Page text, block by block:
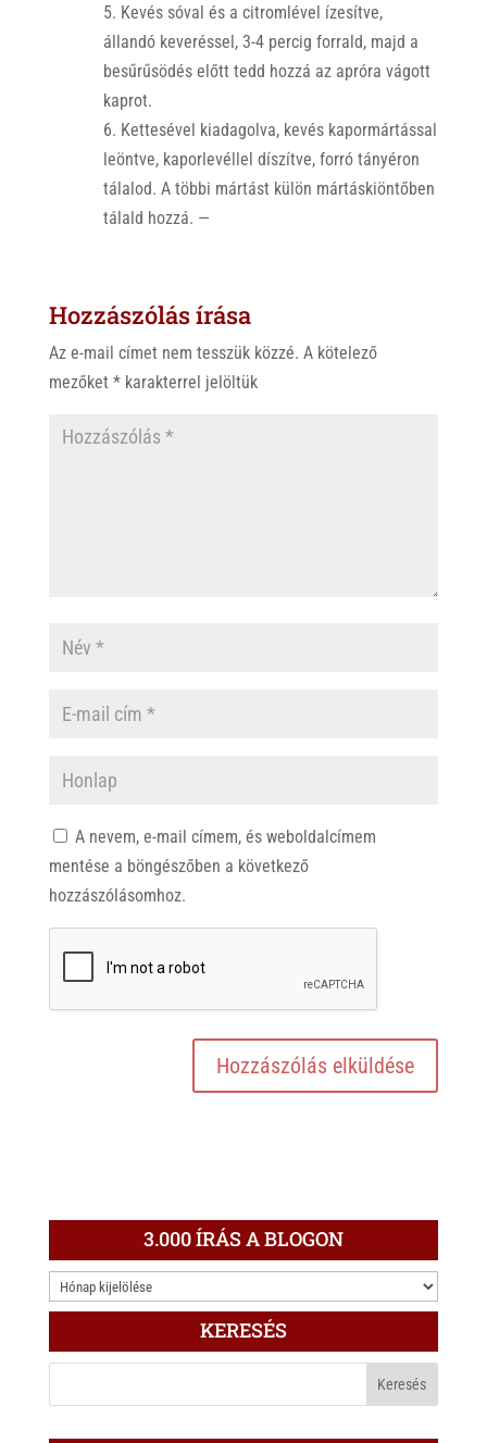
5. Kevés sóval és a citromlével ízesítve,
állandó keveréssel, 3-4 percig forrald, majd a
besűrűsödés előtt tedd hozzá az apróra vágott
kaprot.
6. Kettesével kiadagolva, kevés kapormártással
leöntve, kaporlevéllel díszítve, forró tányéron
tálalod. A többi mártást külön mártáskiöntőben
tálald hozzá. —
Hozzászólás írása
Az e-mail címet nem tesszük közzé. A kötelező
mezőket *karakterrel jelöltük
A nevem, e-mail címem, és weboldalcímem
mentése a böngészőben a következő
hozzászólásomhoz.
3.000 ÍRÁS A BLOGON
3.000
ÍRÁS
KERESÉS